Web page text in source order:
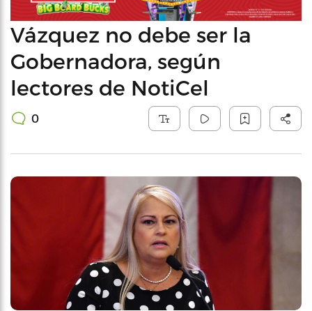
Vázquez no debe ser la
Gobernadora, según
lectores de NotiCel
0